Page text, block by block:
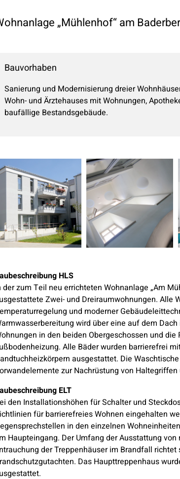
„Mühlenhof“ am
Bauvorhaben
Sanierung und Modernisierung dreier
Wohn- und Ärztehauses mit Wohnungen,
baufällige Bestandsgebäude.
HLS
der zum Teil neu errichteten Wohnanlage „Am
Zwei- und Dreiraumwohnungen. Alle
und moderner
wird über eine auf dem
in den beiden Obergeschossen und
Alle Bäder wurden barrierefrei
ausgestattet. Die
zur Nachrüstung von
ELT
den Installationshöhen für Schalter und
für barrierefreies Wohnen eingehalten
in den einzelnen
Haupteingang. Der Umfang der Ausstattung
der Treppenhäuser im Brandfall
Das Haupttreppenhaus